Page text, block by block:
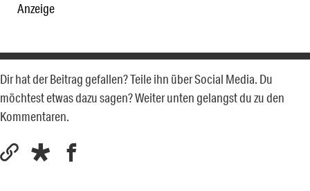
Anzeige
Dir hat der Beitrag gefallen? Teile ihn über Social Media. Du
möchtest etwas dazu sagen? Weiter unten gelangst du zu den
Kommentaren.